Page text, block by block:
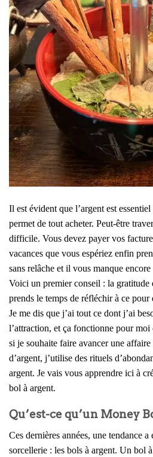
Il est évident que l’argent est
permet de tout acheter. Peut-être
difficile. Vous devez payer vos
vacances que vous espériez enfin
sans relâche et il vous manque
Voici un premier conseil : la gratitude
prends le temps de réfléchir à ce pour
Je me dis que j’ai tout ce dont j’ai
l’attraction, et ça fonctionne pour moi
si je souhaite faire avancer une
d’argent, j’utilise des rituels
argent. Je vais vous apprendre ici à
bol à argent.
Qu’est-ce qu’un Money
Ces dernières années, une tendance
sorcellerie : les bols à argent. Un bol